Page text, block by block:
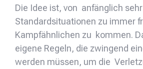
Die Idee ist, von anfänglich
Standardsituationen zu immer
Kampfähnlichen zu kommen.
eigene Regeln, die zwingend
werden müssen, um die